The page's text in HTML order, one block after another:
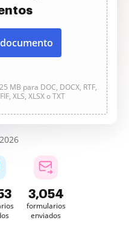
MB para DOC, DOCX, RTF,
XLS, XLSX o TXT
3,054
formularios
enviados